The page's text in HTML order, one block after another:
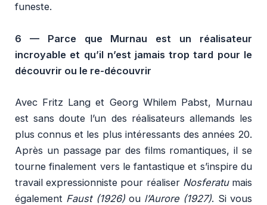
funeste.
6 — Parce que Murnau est un réalisateur
incroyable et qu’il n’est jamais trop tard pour le
découvrir ou le re-découvrir
Avec Fritz Lang et Georg Whilem Pabst, Murnau
est sans doute l’un des réalisateurs allemands les
plus connus et les plus intéressants des années 20.
Après un passage par des films romantiques, il se
tourne finalement vers le fantastique et s’inspire du
travail expressionniste pour réaliser Nosferatumais
également Faust (1926) ou l’Aurore (1927). Si vous